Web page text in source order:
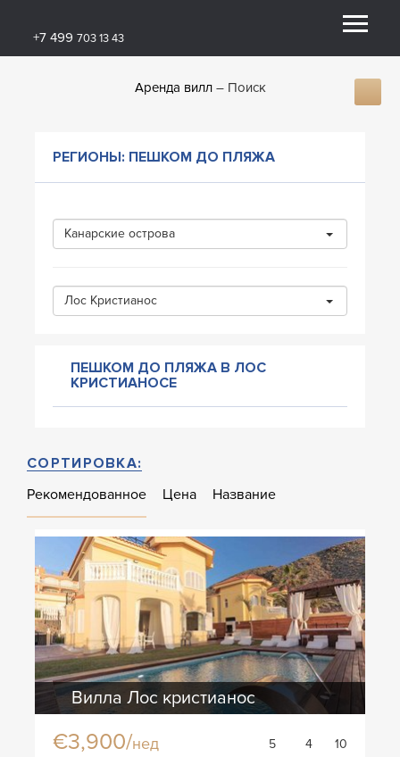
+7 499 703 13 43
Аренда вилл Поиск
РЕГИОНЫ: ПЕШКОМ ДО ПЛЯЖА
Канарские острова
Лос Кристианос
ПЕШКОМ ДО ПЛЯЖА В ЛОС
КРИСТИАНОСЕ
СОРТИРОВКА:
Рекомендованное
Цена Название
Вилла Лос кристианос
€3,900/нед 5 4 10